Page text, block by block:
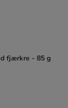
fjærkre - 85 g